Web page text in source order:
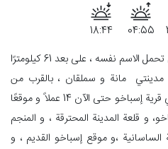
04:55
18:44
يقع معبد نار إسباخو في القرية التي تحمل الاسم نفسه ، على بعد 61 كيلومترًا
مانة و سملقان ، بالقرب من
طريق جرجان الی بجنورد. يوجد في قرية إسباخو حتى الآن 14 عملاً و موقعًا
و قلعة المدينة المحترقة ، و المنجم
الساسانية ،و موقع إسباخو القديم ، و